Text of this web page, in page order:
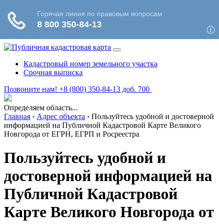
Кадастровый номер земельного участка
Срочная выписка
Позвоните нам! +8 (800) 350-84-13 доб. 700
Определяем область...
Главная › Адрес объекта › Пользуйтесь удобной и достоверной
информацией на Публичной Кадастровой Карте Великого
Новгорода от ЕГРН, ЕГРП и Росреестра
Пользуйтесь удобной и
достоверной информацией на
Публичной Кадастровой
Карте Великого Новгорода от